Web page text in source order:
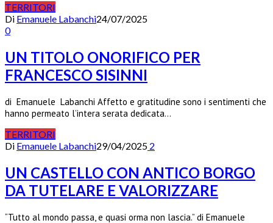
TERRITORI
Di Emanuele Labanchi24/07/2025
0
UN TITOLO ONORIFICO PER
FRANCESCO SISINNI
di Emanuele Labanchi Affetto e gratitudine sono i sentimenti che
hanno permeato l’intera serata dedicata…
TERRITORI
Di Emanuele Labanchi29/04/2025 2
UN CASTELLO CON ANTICO BORGO
DA TUTELARE E VALORIZZARE
“Tutto al mondo passa, e quasi orma non lascia.” di Emanuele